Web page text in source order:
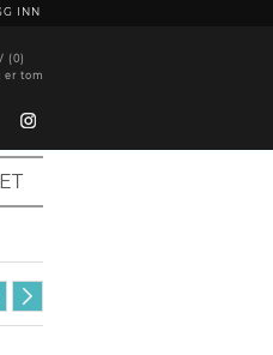
INN
(0)
er tom